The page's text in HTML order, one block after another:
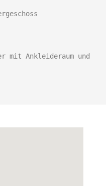
mit Ankleideraum und